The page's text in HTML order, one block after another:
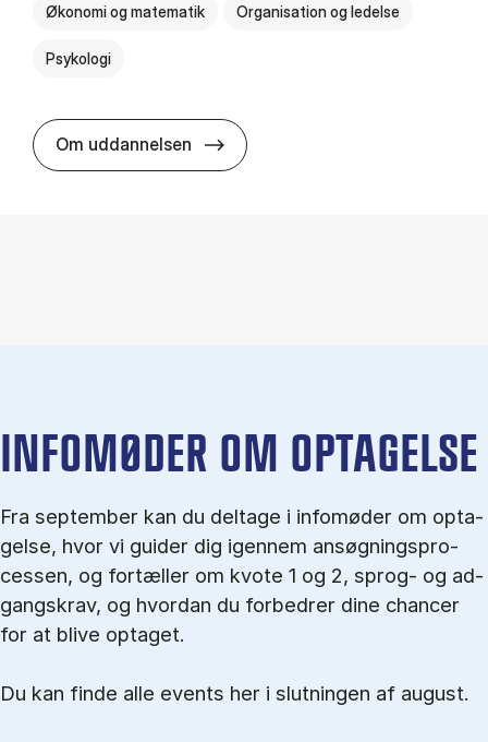
Økonomi og matematik Organisation og ledelse
Psykologi
Om uddannelsen HA(psyk.) - erhvervs­økonomi og
IN­FO­MØ­DER OM OP­TA­GEL­SE
Fra september kan du del­tage i in­fo­mø­der om op­ta­
gel­se, hvor vi gu­i­der dig igen­nem an­søg­nings­pro­
ces­sen, og for­tæl­ler om kvo­te 1 og 2, sprog- og ad­
gangs­krav, og hvordan du forbedrer dine chancer
for at blive optaget.
Du kan finde alle events her i slutningen af august.